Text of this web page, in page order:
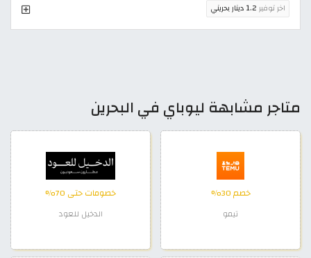
اخر توفير 1.2 دينار بحريني
متاجر مشابهة ليوباي في البحرين
خصم 30%
تيمو
خصومات حتى 70%
الدخيل للعود